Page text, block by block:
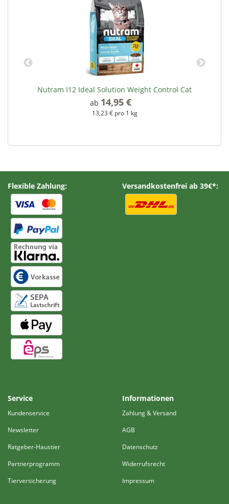
Nutram I12 Ideal Solution Weight Control Cat
ab 14,95 €
13,23 € pro 1 kg
Flexible Zahlung: Versandkostenfrei ab 39€*:
Service
Kundenservice
Newsletter
Ratgeber-Haustier
Partnerprogramm
Tierversicherung
Informationen
Zahlung & Versand
AGB
Datenschutz
Widerrufsrecht
Impressum